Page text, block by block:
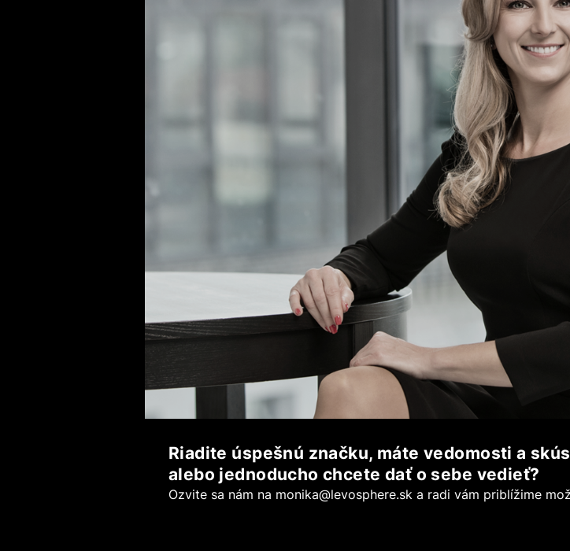
Riadite úspešnú značku, máte vedomosti a
alebo jednoducho chcete dať o sebe vedieť?
Ozvite sa nám na monika@levosphere.sk a radi vám priblížime